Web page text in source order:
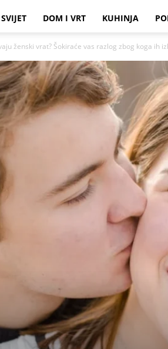
SVIJET DOM I VRT KUHINJA
ženski vrat? Šokiraće vas razlog zbog koga ih